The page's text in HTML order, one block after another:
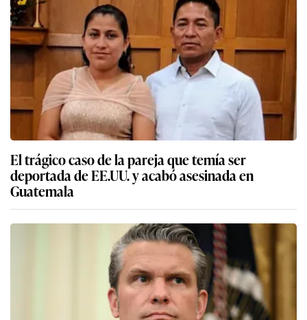
El trágico caso de la pareja que temía ser
deportada de EE.UU. y acabó asesinada en
Guatemala